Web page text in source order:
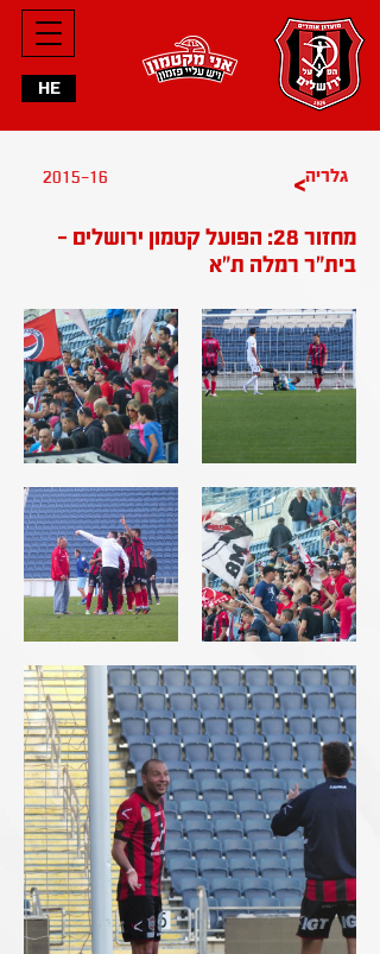
HE
2015-16 >גלריה
מחזור 28: הפועל קטמון ירושלים -
בית"ר רמלה ת"א